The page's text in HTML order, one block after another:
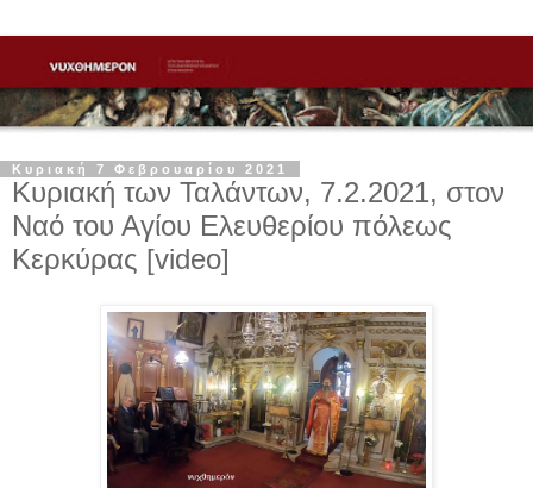
Κυριακή 7 Φεβρουαρίου 2021
Κυριακή των Ταλάντων, 7.2.2021, στον
Ναό του Αγίου Ελευθερίου πόλεως
Κερκύρας [video]